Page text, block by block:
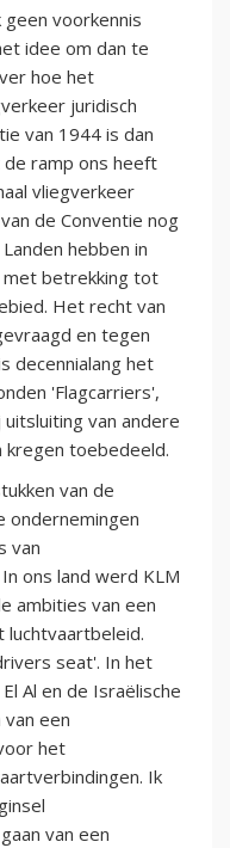
voorkennis
idee om dan te
hoe het
juridisch
van 1944 is dan
ramp ons heeft
vliegverkeer
de Conventie nog
hebben in
betrekking tot
Het recht van
en tegen
decennialang het
'Flagcarriers',
van andere
toebedeeld.
van de
ondernemingen
van
ons land werd KLM
ambities van een
luchtvaartbeleid.
seat'. In het
Al en de Israëlische
een
het
Ik
van een